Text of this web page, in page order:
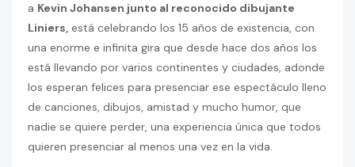
a Kevin Johansen junto al reconocido dibujante
Liniers, está celebrando los 15 años de existencia, con
una enorme e infinita gira que desde hace dos años los
está llevando por varios continentes y ciudades, adonde
los esperan felices para presenciar ese espectáculo lleno
de canciones, dibujos, amistad y mucho humor, que
nadie se quiere perder, una experiencia única que todos
quieren presenciar al menos una vez en la vida.